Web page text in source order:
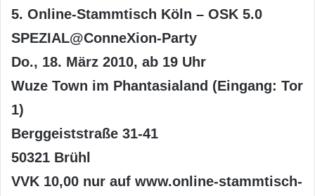
5. Online-Stammtisch Köln – OSK 5.0
SPEZIAL@ConneXion-Party
Do., 18. März 2010, ab 19 Uhr
Wuze Town im Phantasialand (Eingang: Tor
1)
Berggeiststraße 31-41
50321 Brühl
VVK 10,00 nur auf www.online-stammtisch-